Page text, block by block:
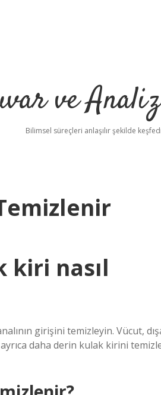
ve
Bilimsel süreçleri anlaşılır şekilde
kiri nasıl
girişini temizleyin. Vücut,
daha derin kulak kirini